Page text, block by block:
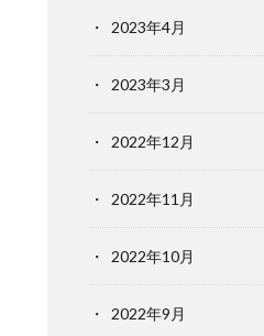
2023年4月
2023年3月
2022年12月
2022年11月
2022年10月
2022年9月